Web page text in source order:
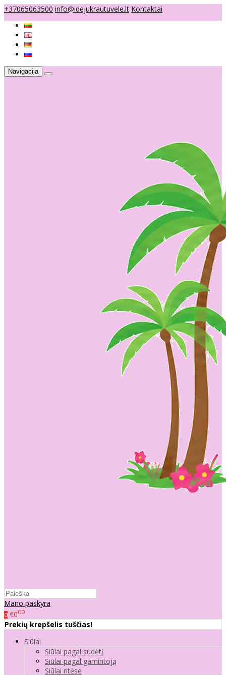
+37065063500 info@idejukrautuvele.lt Kontaktai
Navigacija
Mano paskyra
0 €000
Prekių krepšelis tuščias!
Siūlai
Siūlai pagal sudėtį
Siūlai pagal gamintoją
Siūlai ritėse